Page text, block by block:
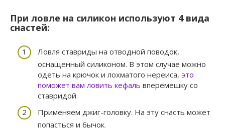
При ловле на силикон используют 4 вида
снастей:
Ловля ставриды на отводной поводок,
оснащенный силиконом. В этом случае можно
одеть на крючок и лохматого нереиса, это
поможет вам ловить кефаль вперемешку со
ставридой.
Применяем джиг-головку. На эту снасть может
попасться и бычок.